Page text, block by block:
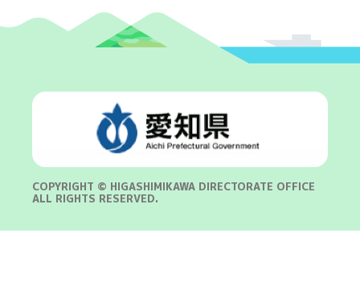
COPYRIGHT © HIGASHIMIKAWA DIRECTORATE OFFICE
ALL RIGHTS RESERVED.